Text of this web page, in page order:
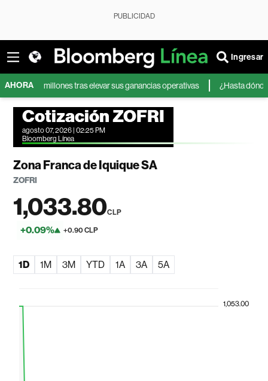
PUBLICIDAD
Ingresar
AHORA
millones tras elevar sus ganancias operativas ¿Hasta dónde
Cotización ZOFRI
agosto 07, 2026 | 02:25 PM
Bloomberg Línea
Zona Franca de Iquique SA
ZOFRI
1,033.80CLP
+0.09% +0.90 CLP
1D 1M 3M YTD 1A 3A 5A
1,053.00